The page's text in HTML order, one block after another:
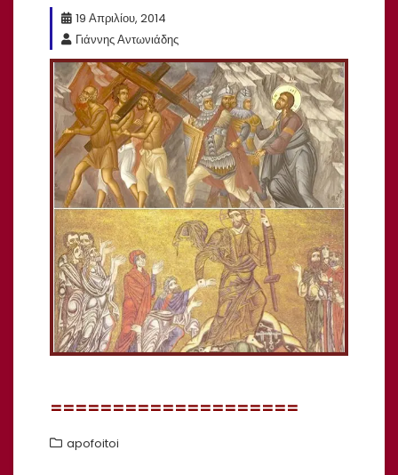
19 Απριλίου, 2014
Γιάννης Αντωνιάδης
====================
apofoitoi